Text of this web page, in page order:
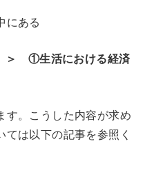
にある
＞ ①生活における経済
す。こうした内容が求め
は以下の記事を参照く